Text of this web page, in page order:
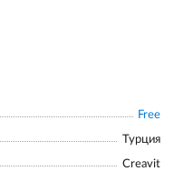
Free
Турция
Creavit